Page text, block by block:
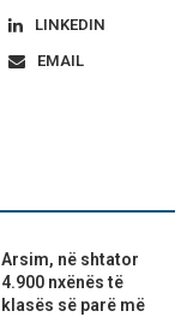
LINKEDIN
EMAIL
Arsim, në shtator
4.900 nxënës të
klasës së parë më